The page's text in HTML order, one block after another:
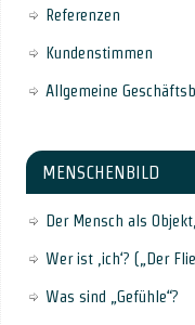
Referenzen
Kundenstimmen
Allgemeine
MENSCHENBILD
Der Mensch als
Wer ist ‚ich‘? („Der
Was sind „Gefühle“?